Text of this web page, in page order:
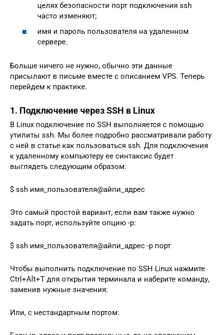
целях безопасности порт подключения ssh
часто изменяют;
имя и пароль пользователя на удаленном
сервере.
Больше ничего не нужно, обычно эти данные
присылают в письме вместе с описанием VPS. Теперь
перейдем к практике.
1. Подключение через SSH в Linux
В Linux подключение по SSH выполняется с помощью
утилиты ssh. Мы более подробно рассматривали работу
с ней в статье как пользоваться ssh. Для подключения
к удаленному компьютеру ее синтаксис будет
выглядеть следующим образом:
$ ssh имя_пользователя@айпи_адрес
Это самый простой вариант, если вам также нужно
задать порт, используйте опцию -p:
$ ssh имя_пользователя@айпи_адрес -p порт
Чтобы выполнить подключение по SSH Linux нажмите
Ctrl+Alt+T для открытия терминала и наберите команду,
заменив нужные значения:
Или, с нестандартным портом: